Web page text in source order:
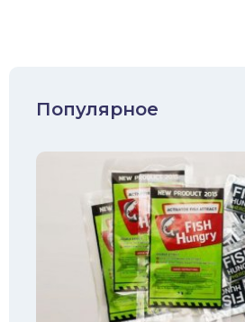
Судак
Жерех
Плотва
Популярное